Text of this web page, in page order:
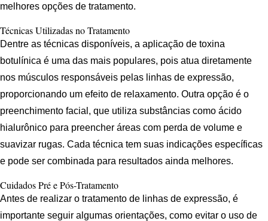
melhores opções de tratamento.
Técnicas Utilizadas no Tratamento
Dentre as técnicas disponíveis, a aplicação de toxina
botulínica é uma das mais populares, pois atua diretamente
nos músculos responsáveis pelas linhas de expressão,
proporcionando um efeito de relaxamento. Outra opção é o
preenchimento facial, que utiliza substâncias como ácido
hialurônico para preencher áreas com perda de volume e
suavizar rugas. Cada técnica tem suas indicações específicas
e pode ser combinada para resultados ainda melhores.
Cuidados Pré e Pós-Tratamento
Antes de realizar o tratamento de linhas de expressão, é
importante seguir algumas orientações, como evitar o uso de